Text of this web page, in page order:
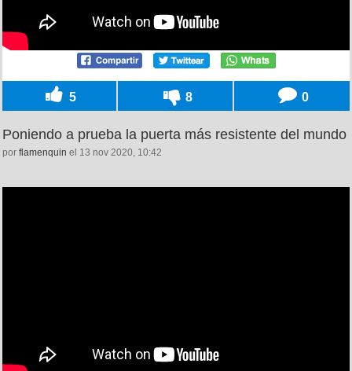
5 8 0
Poniendo a prueba la puerta más resistente del mundo
por flamenquin el 13 nov 2020, 10:42